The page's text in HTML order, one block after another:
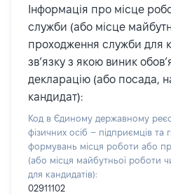
Інформація про місце
служби (або місце
проходження служби для
зв’язку з якою виник
декларацію (або посада,
кандидат):
Код в Єдиному державному
фізичних осіб – підприємців та
формувань місця роботи або
(або місця майбутньої роботи
для кандидатів):
02911102